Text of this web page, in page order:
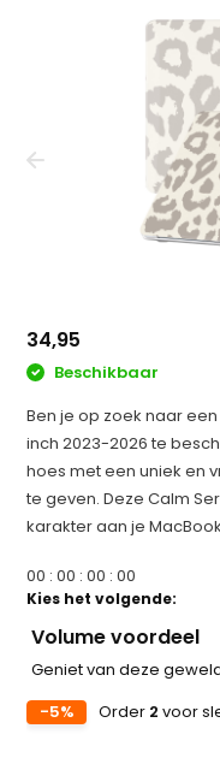
34,95
Beschikbaar
Ben je op zoek naar
inch 2023-2026 te
hoes met een uniek en
te geven. Deze Calm
karakter aan je
00 :00 :00 :00
Kies het volgende:
Volume voordeel
Geniet van deze
-5%
Order 2 voor